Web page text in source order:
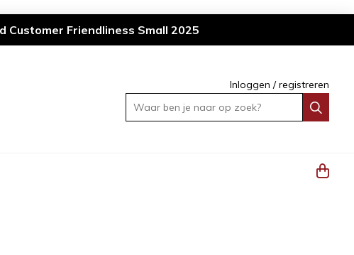
Friendliness Small 2025
Inloggen /registreren
Waar ben je naar op zoek?